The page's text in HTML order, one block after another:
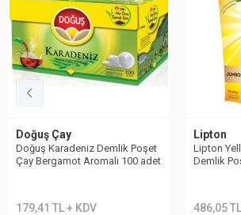
Lipton
Lipton Yellow Label Jumbo
Demlik Poşet Çay 20gr 35li
486,05 TL + KDV
Doğuş
Doğuş
Poşet
741,55